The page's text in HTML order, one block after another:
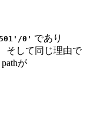
0' であり
そして同じ理由で
が